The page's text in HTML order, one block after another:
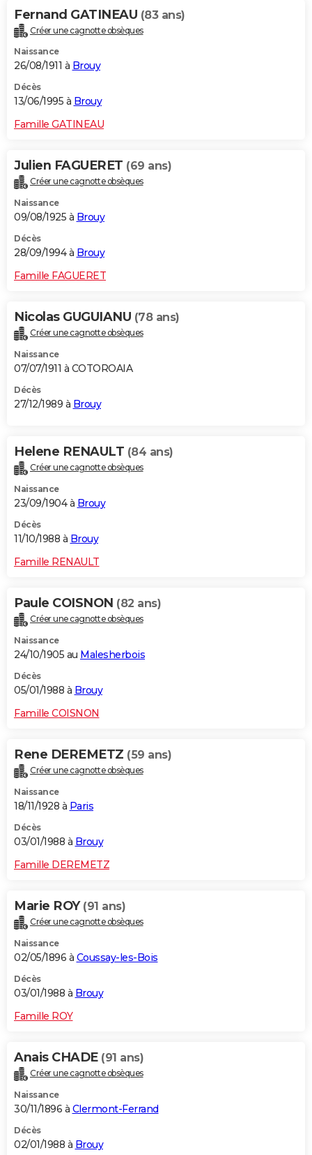
Fernand GATINEAU (83 ans)
Créer une cagnotte obsèques
Naissance
26/08/1911 à Brouy
Décès
13/06/1995 à Brouy
Famille GATINEAU
Julien FAGUERET (69 ans)
Créer une cagnotte obsèques
Naissance
09/08/1925 à Brouy
Décès
28/09/1994 à Brouy
Famille FAGUERET
Nicolas GUGUIANU (78 ans)
Créer une cagnotte obsèques
Naissance
07/07/1911 à COTOROAIA
Décès
27/12/1989 à Brouy
Helene RENAULT (84 ans)
Créer une cagnotte obsèques
Naissance
23/09/1904 à Brouy
Décès
11/10/1988 à Brouy
Famille RENAULT
Paule COISNON (82 ans)
Créer une cagnotte obsèques
Naissance
24/10/1905 au Malesherbois
Décès
05/01/1988 à Brouy
Famille COISNON
Rene DEREMETZ (59 ans)
Créer une cagnotte obsèques
Naissance
18/11/1928 à Paris
Décès
03/01/1988 à Brouy
Famille DEREMETZ
Marie ROY (91 ans)
Créer une cagnotte obsèques
Naissance
02/05/1896 à Coussay-les-Bois
Décès
03/01/1988 à Brouy
Famille ROY
Anais CHADE (91 ans)
Créer une cagnotte obsèques
Naissance
30/11/1896 à Clermont-Ferrand
Décès
02/01/1988 à Brouy